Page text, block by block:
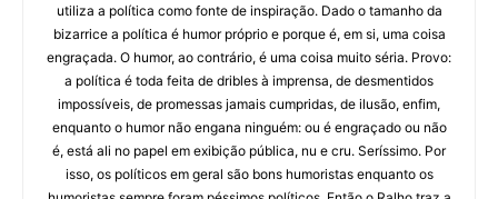
utiliza a política como fonte de inspiração. Dado o tamanho da
bizarrice a política é humor próprio e porque é, em si, uma coisa
engraçada. O humor, ao contrário, é uma coisa muito séria. Provo:
a política é toda feita de dribles à imprensa, de desmentidos
impossíveis, de promessas jamais cumpridas, de ilusão, enfim,
enquanto o humor não engana ninguém: ou é engraçado ou não
é, está ali no papel em exibição pública, nu e cru. Seríssimo. Por
isso, os políticos em geral são bons humoristas enquanto os